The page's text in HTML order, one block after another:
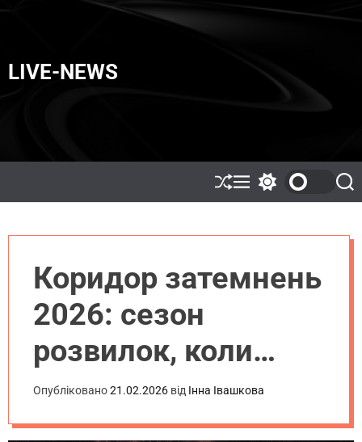
LIVE-NEWS
Коридор затемнень
2026: сезон
розвилок, коли
події
прискорюються
Опубліковано21.02.2026 від Інна Івашкова